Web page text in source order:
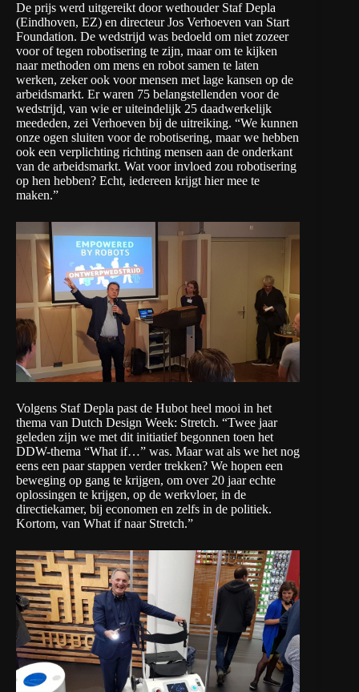
De prijs werd uitgereikt door wethouder Staf Depla
(Eindhoven, EZ) en directeur Jos Verhoeven van Start
Foundation. De wedstrijd was bedoeld om niet zozeer
voor of tegen robotisering te zijn, maar om te kijken
naar methoden om mens en robot samen te laten
werken, zeker ook voor mensen met lage kansen op de
arbeidsmarkt. Er waren 75 belangstellenden voor de
wedstrijd, van wie er uiteindelijk 25 daadwerkelijk
meededen, zei Verhoeven bij de uitreiking. “We kunnen
onze ogen sluiten voor de robotisering, maar we hebben
ook een verplichting richting mensen aan de onderkant
van de arbeidsmarkt. Wat voor invloed zou robotisering
op hen hebben? Echt, iedereen krijgt hier mee te
maken.”
Volgens Staf Depla past de Hubot heel mooi in het
thema van Dutch Design Week: Stretch. “Twee jaar
geleden zijn we met dit initiatief begonnen toen het
DDW-thema “What if…” was. Maar wat als we het nog
eens een paar stappen verder trekken? We hopen een
beweging op gang te krijgen, om over 20 jaar echte
oplossingen te krijgen, op de werkvloer, in de
directiekamer, bij economen en zelfs in de politiek.
Kortom, van What if naar Stretch.”